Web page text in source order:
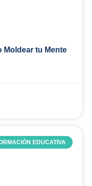
Moldear tu Mente
EDUCATIVA